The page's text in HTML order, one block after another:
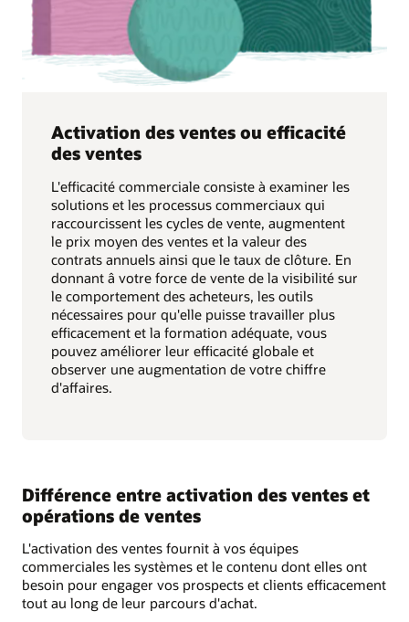
Activation des ventes ou efficacité
des ventes
L'efficacité commerciale consiste à examiner les
solutions et les processus commerciaux qui
raccourcissent les cycles de vente, augmentent
le prix moyen des ventes et la valeur des
contrats annuels ainsi que le taux de clôture. En
donnant â votre force de vente de la visibilité sur
le comportement des acheteurs, les outils
nécessaires pour qu'elle puisse travailler plus
efficacement et la formation adéquate, vous
pouvez améliorer leur efficacité globale et
observer une augmentation de votre chiffre
d'affaires.
Différence entre activation des ventes et
opérations de ventes
L'activation des ventes fournit à vos équipes
commerciales les systèmes et le contenu dont elles ont
besoin pour engager vos prospects et clients efficacement
tout au long de leur parcours d'achat.